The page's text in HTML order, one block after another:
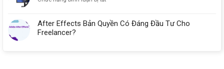
Cho
After Effects Bản Quyền Có Đáng Đầu Tư Cho
Freelancer?